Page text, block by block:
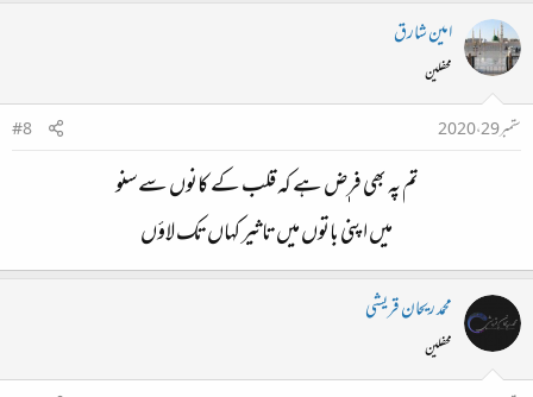
امین شارق
محفلین
ستمبر 29، 2020
#8
تم پہ بھی فرٖٖٖض ہے کہ قلب کے کانوں سے سنو
میں اپنی باتوں میں تاثیر کہاں تک لاؤں
محمد ریحان قریشی
محفلین